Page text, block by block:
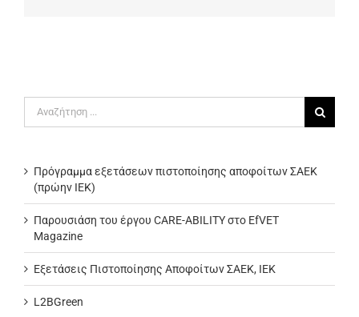
Πρόγραμμα εξετάσεων πιστοποίησης αποφοίτων ΣΑΕΚ
(πρώην ΙΕΚ)
Παρουσιάση του έργου CARE-ABILITY στο EfVET
Magazine
Εξετάσεις Πιστοποίησης Αποφοίτων ΣΑΕΚ, ΙΕΚ
L2BGreen